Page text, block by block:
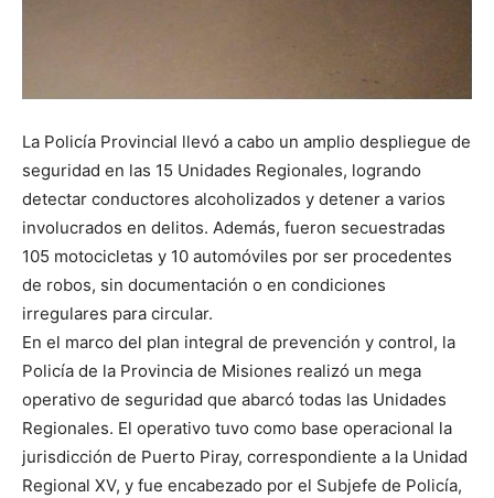
La Policía Provincial llevó a cabo un amplio despliegue de
seguridad en las 15 Unidades Regionales, logrando
detectar conductores alcoholizados y detener a varios
involucrados en delitos. Además, fueron secuestradas
105 motocicletas y 10 automóviles por ser procedentes
de robos, sin documentación o en condiciones
irregulares para circular.
En el marco del plan integral de prevención y control, la
Policía de la Provincia de Misiones realizó un mega
operativo de seguridad que abarcó todas las Unidades
Regionales. El operativo tuvo como base operacional la
jurisdicción de Puerto Piray, correspondiente a la Unidad
Regional XV, y fue encabezado por el Subjefe de Policía,